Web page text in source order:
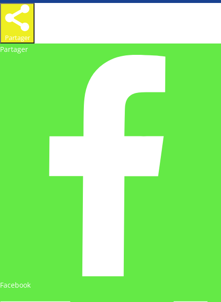
Partager
Partager
Facebook